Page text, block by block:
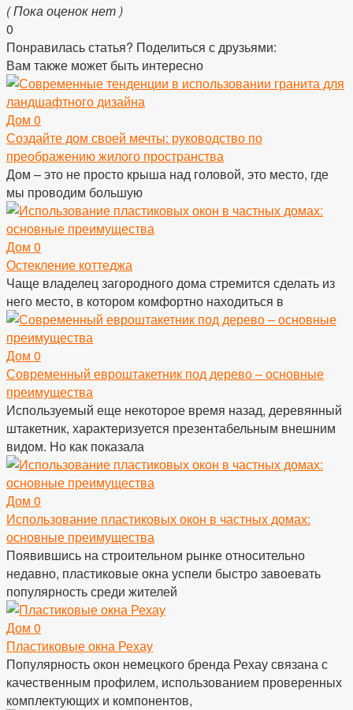
( Пока оценок нет )
0
Понравилась статья? Поделиться с друзьями:
Вам также может быть интересно
Дом 0
Создайте дом своей мечты: руководство по
преображению жилого пространства
Дом – это не просто крыша над головой, это место, где
мы проводим большую
Дом 0
Остекление коттеджа
Чаще владелец загородного дома стремится сделать из
него место, в котором комфортно находиться в
Дом 0
Современный евроштакетник под дерево – основные
преимущества
Используемый еще некоторое время назад, деревянный
штакетник, характеризуется презентабельным внешним
видом. Но как показала
Дом 0
Использование пластиковых окон в частных домах:
основные преимущества
Появившись на строительном рынке относительно
недавно, пластиковые окна успели быстро завоевать
популярность среди жителей
Дом 0
Пластиковые окна Рехау
Популярность окон немецкого бренда Рехау связана с
качественным профилем, использованием проверенных
комплектующих и компонентов,